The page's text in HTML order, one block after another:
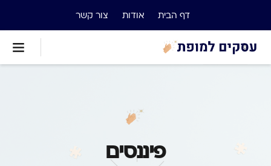
דף הבית אודות צור קשר
פיננסים